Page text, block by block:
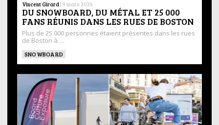
Vincent Girard | 9 mars 2026
DU SNOWBOARD, DU MÉTAL ET 25 000
FANS RÉUNIS DANS LES RUES DE BOSTON
Plus de 25 000 personnes étaient présentes dans les rues
de Boston à …
SNOWBOARD